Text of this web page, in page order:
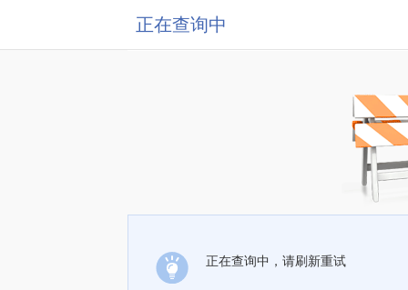
正在查询中
正在查询中，请刷新重试